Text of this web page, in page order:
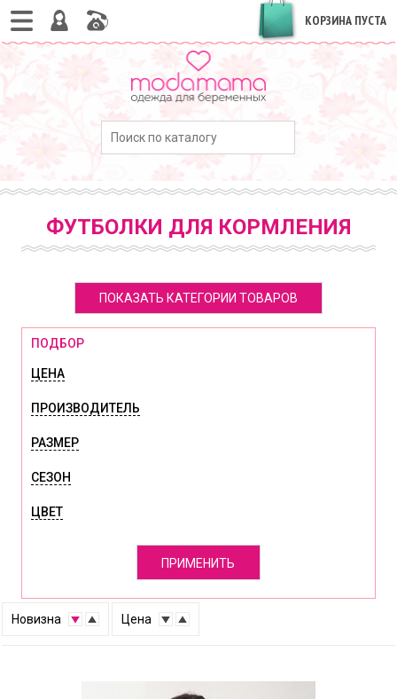
КОРЗИНА ПУСТА
ФУТБОЛКИ ДЛЯ КОРМЛЕНИЯ
ПОКАЗАТЬ КАТЕГОРИИ ТОВАРОВ
ПОДБОР
ЦЕНА
ПРОИЗВОДИТЕЛЬ
РАЗМЕР
СЕЗОН
ЦВЕТ
ПРИМЕНИТЬ
Новизна Цена
↓ ↑